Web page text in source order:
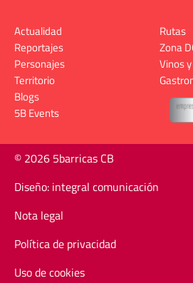
Actualidad
Reportajes
Personajes
Territorio
Rutas
Zona
Vinos
Blogs
5B Events
© 2026 5barricas CB
Diseño: integral comunicación
Nota legal
Política de privacidad
Uso de cookies